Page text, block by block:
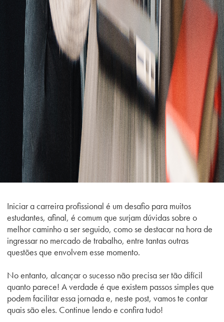
Iniciar a carreira profissional é um desafio para muitos
estudantes, afinal, é comum que surjam dúvidas sobre o
melhor caminho a ser seguido, como se destacar na hora de
ingressar no mercado de trabalho, entre tantas outras
questões que envolvem esse momento.
No entanto, alcançar o sucesso não precisa ser tão difícil
quanto parece! A verdade é que existem passos simples que
podem facilitar essa jornada e, neste post, vamos te contar
quais são eles. Continue lendo e confira tudo!